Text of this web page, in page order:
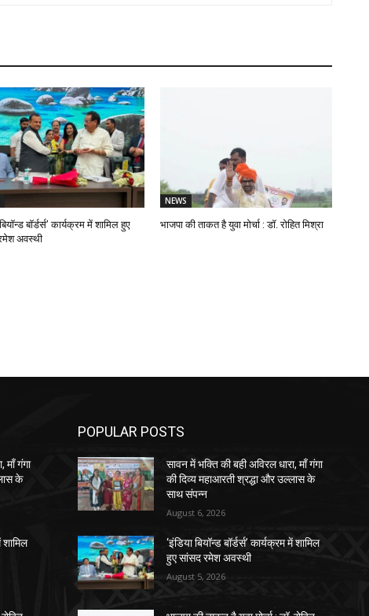
बॉर्डर्स’ कार्यक्रम में शामिल हुए
अवस्थी
NEWS
भाजपा की ताकत है युवा मोर्चा : डॉ. रोहित मिश्रा
माँ गंगा
के
शामिल
POPULAR POSTS
सावन में भक्ति की बही अविरल धारा, माँ गंगा
की दिव्य महाआरती श्रद्धा और उल्लास के
साथ संपन्न
August 6, 2026
‘इंडिया बियॉन्ड बॉर्डर्स’ कार्यक्रम में शामिल
हुए सांसद रमेश अवस्थी
August 5, 2026